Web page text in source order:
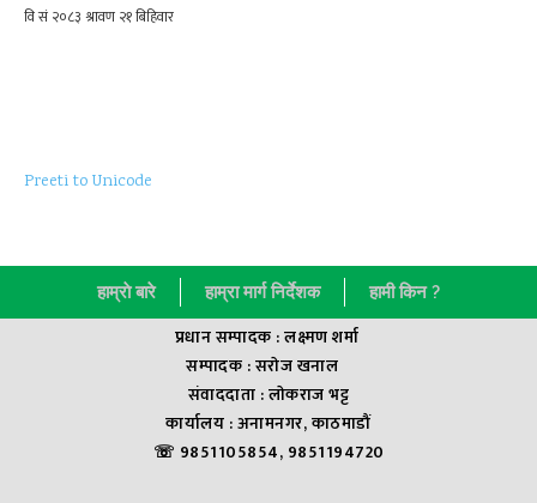
Preeti to Unicode
हाम्राे बारे हाम्रा मार्ग निर्देशक हामी किन ?
प्रधान सम्पादक : लक्ष्मण शर्मा
सम्पादक : सराेज खनाल
संवाददाता : लाेकराज भट्ट
कार्यालय : अनामनगर, काठमाडौं
☏ 9851105854, 9851194720